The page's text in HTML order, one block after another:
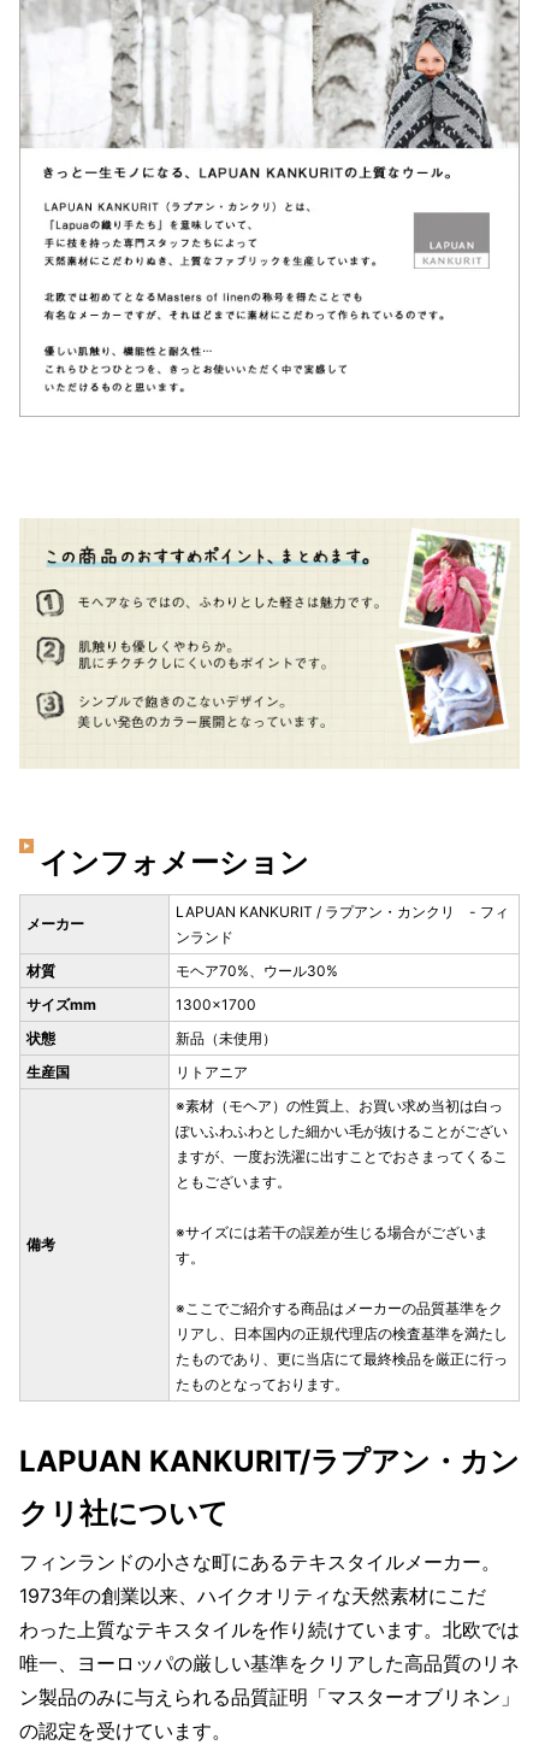
インフォメーション
メーカー
LAPUAN KANKURIT / ラプアン・カンクリ - フィ
ンランド
材質
モヘア70%、ウール30%
サイズmm
1300×1700
状態
新品（未使用）
生産国
リトアニア
備考
※素材（モヘア）の性質上、お買い求め当初は白っ
ぽいふわふわとした細かい毛が抜けることがござい
ますが、一度お洗濯に出すことでおさまってくるこ
ともございます。
※サイズには若干の誤差が生じる場合がございま
す。
※ここでご紹介する商品はメーカーの品質基準をク
リアし、日本国内の正規代理店の検査基準を満たし
たものであり、更に当店にて最終検品を厳正に行っ
たものとなっております。
LAPUAN KANKURIT/ラプアン・カン
クリ社について
フィンランドの小さな町にあるテキスタイルメーカー。
1973年の創業以来、ハイクオリティな天然素材にこだ
わった上質なテキスタイルを作り続けています。北欧では
唯一、ヨーロッパの厳しい基準をクリアした高品質のリネ
ン製品のみに与えられる品質証明「マスターオブリネン」
の認定を受けています。